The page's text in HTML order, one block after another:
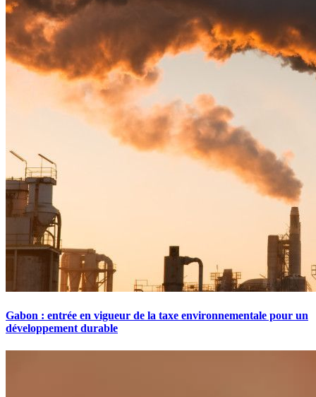
Gabon : entrée en vigueur de la taxe environnementale pour un
développement durable